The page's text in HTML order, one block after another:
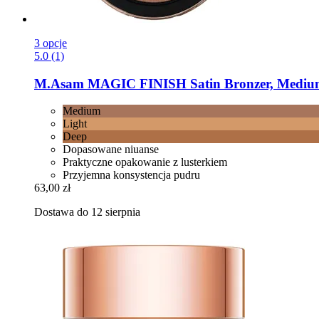
3 opcje
5.0 (1)
M.Asam MAGIC FINISH Satin Bronzer,
Medium
Light
Deep
Dopasowane niuanse
Praktyczne opakowanie z lusterkiem
Przyjemna konsystencja pudru
63,00 zł
Dostawa do 12 sierpnia